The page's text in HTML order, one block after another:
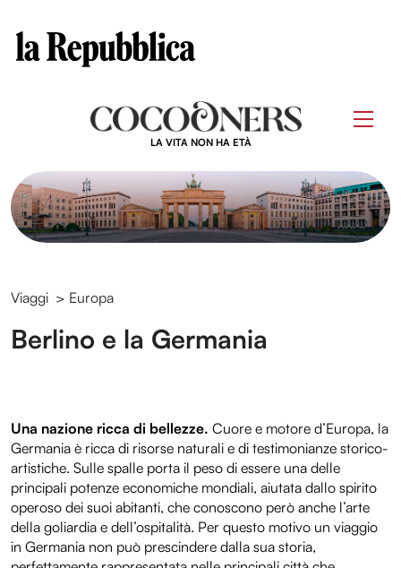
LA VITA NON HA ETÀ
Viaggi > Europa
Berlino e la Germania
Una nazione ricca di bellezze. Cuore e motore d’Europa, la
Germania è ricca di risorse naturali e di testimonianze storico-
artistiche. Sulle spalle porta il peso di essere una delle
principali potenze economiche mondiali, aiutata dallo spirito
operoso dei suoi abitanti, che conoscono però anche l’arte
della goliardia e dell’ospitalità. Per questo motivo un viaggio
in Germania non può prescindere dalla sua storia,